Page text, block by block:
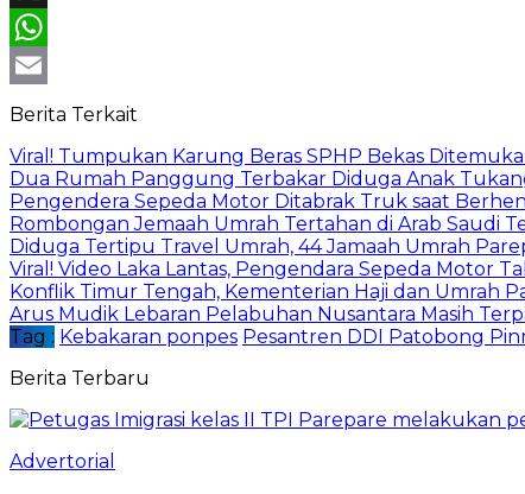
X
WhatsApp
Email
Berita Terkait
Viral! Tumpukan Karung Beras SPHP Bekas
Dua Rumah Panggung Terbakar Diduga Anak
Pengendera Sepeda Motor Ditabrak Truk saat
Rombongan Jemaah Umrah Tertahan di Arab Saudi
Diduga Tertipu Travel Umrah, 44 Jamaah Umrah
Viral! Video Laka Lantas, Pengendara Sepeda Motor
Konflik Timur Tengah, Kementerian Haji dan Umrah
Arus Mudik Lebaran Pelabuhan Nusantara Masih
Tag : Kebakaran ponpes Pesantren DDI Patobong
Berita Terbaru
Advertorial